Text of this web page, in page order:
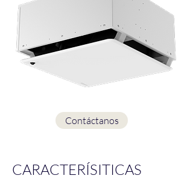
Contáctanos
CARACTERÍSITICAS